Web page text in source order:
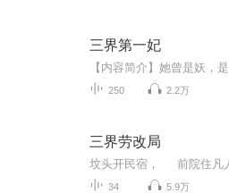
三界第一妃
250 2.2万
三界劳改局
34 5.9万